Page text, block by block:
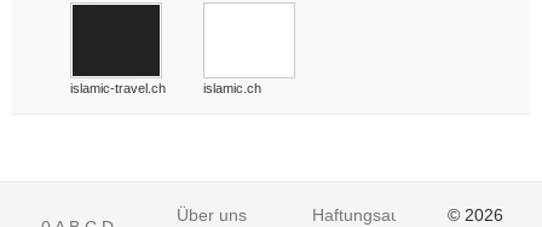
islamic-travel.ch islamic.ch
Über uns Haftungsausschluss© 2026